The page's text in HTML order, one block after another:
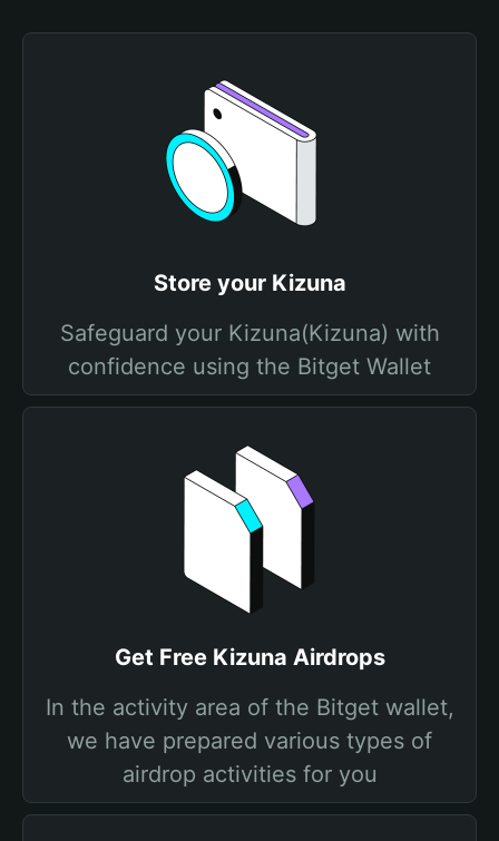
Store your Kizuna
Safeguard your Kizuna(Kizuna) with
confidence using the Bitget Wallet
Get Free Kizuna Airdrops
In the activity area of the Bitget wallet,
we have prepared various types of
airdrop activities for you